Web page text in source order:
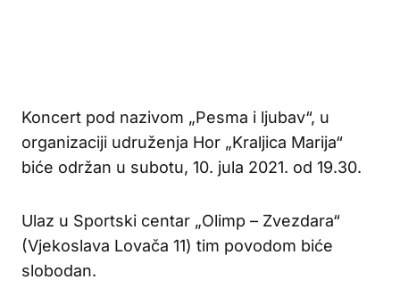
Koncert pod nazivom „Pesma i ljubav“, u
organizaciji udruženja Hor „Kraljica Marija“
biće održan u subotu, 10. jula 2021. od 19.30.
Ulaz u Sportski centar „Olimp – Zvezdara“
(Vjekoslava Lovača 11) tim povodom biće
slobodan.